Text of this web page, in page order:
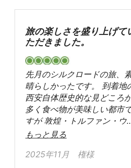
旅の楽しさを盛り上げて
ただきました。
先月のシルクロードの旅、
晴らしかったです。 到着地
西安自体歴史的な見どころ
多く食べ物が美味しい都市
すが 敦煌・トルファン・ウ
ムチと西に行くに従って 美し
す美味しくなる食事(麺！)に
もっと見る
2025年11月 権様